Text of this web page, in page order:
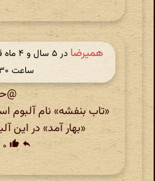
همیرضا
ساعت ۱۲:۳۰
«تاب بنفشه» نام آلبوم
«بهار آمد» در این
reply
thumb_up ۰